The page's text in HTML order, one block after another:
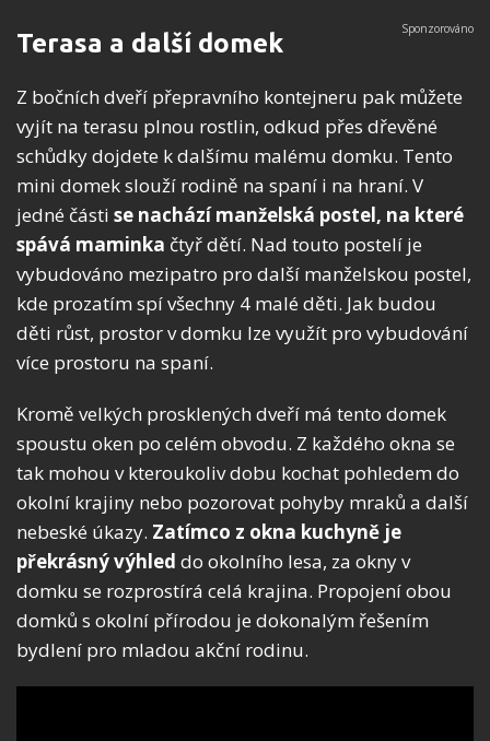
Terasa a další domek
Z bočních dveří přepravního kontejneru pak můžete
vyjít na terasu plnou rostlin, odkud přes dřevěné
schůdky dojdete k dalšímu malému domku. Tento
mini domek slouží rodině na spaní i na hraní. V
jedné části se nachází manželská postel, na které
spává maminka čtyř dětí. Nad touto postelí je
vybudováno mezipatro pro další manželskou postel,
kde prozatím spí všechny 4 malé děti. Jak budou
děti růst, prostor v domku lze využít pro vybudování
více prostoru na spaní.
Kromě velkých prosklených dveří má tento domek
spoustu oken po celém obvodu. Z každého okna se
tak mohou v kteroukoliv dobu kochat pohledem do
okolní krajiny nebo pozorovat pohyby mraků a další
nebeské úkazy. Zatímco z okna kuchyně je
překrásný výhled do okolního lesa, za okny v
domku se rozprostírá celá krajina. Propojení obou
domků s okolní přírodou je dokonalým řešením
bydlení pro mladou akční rodinu.